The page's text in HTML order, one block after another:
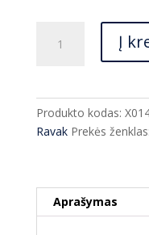
kiekis:
sifonui
Į
Produkto kodas:
Ravak Prekės ženklas:
Aprašymas